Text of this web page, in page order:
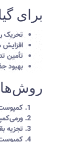
برای
تحریک
افزایش
تأمین
بهبود
تجزیه